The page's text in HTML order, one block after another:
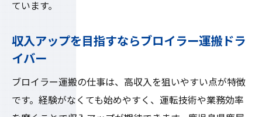
ています。
収入アップを目指すならブロイラー運搬ドラ
イバー
ブロイラー運搬の仕事は、高収入を狙いやすい点が特徴
です。経験がなくても始めやすく、運転技術や業務効率